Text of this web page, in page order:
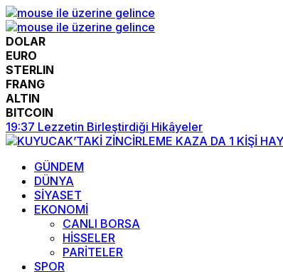
DOLAR
EURO
STERLIN
FRANG
ALTIN
BITCOIN
19:37 Lezzetin Birleştirdiği Hikâyeler
GÜNDEM
DÜNYA
SİYASET
EKONOMİ
CANLI BORSA
HİSSELER
PARİTELER
SPOR